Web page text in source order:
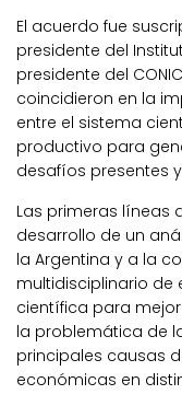
El acuerdo fue
presidente del
presidente del
coincidieron en la
entre el sistema
productivo para
desafíos presentes
Las primeras líneas
desarrollo de un
la Argentina y a la
multidisciplinario de
científica para
la problemática de
principales causas
económicas en